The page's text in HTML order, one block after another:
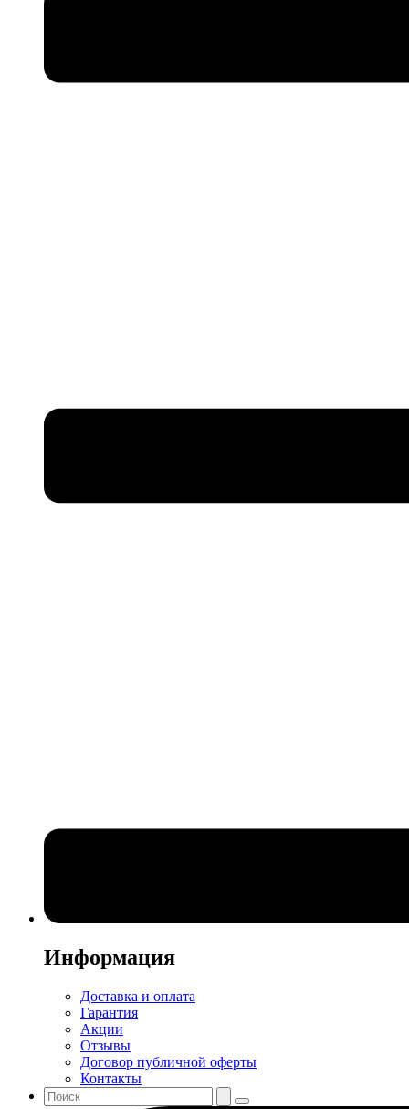
Информация
Доставка и оплата
Гарантия
Акции
Отзывы
Договор публичной оферты
Контакты